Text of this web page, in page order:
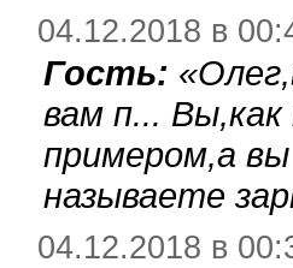
04.12.2018 в
Гость: «
вам п...
примером,а
называете
04.12.2018 в